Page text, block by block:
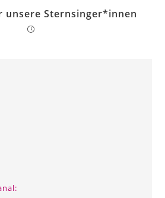
unsere Sternsinger*innen